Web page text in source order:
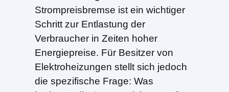
Strompreisbremse ist ein wichtiger
Schritt zur Entlastung der
Verbraucher in Zeiten hoher
Energiepreise. Für Besitzer von
Elektroheizungen stellt sich jedoch
die spezifische Frage: Was